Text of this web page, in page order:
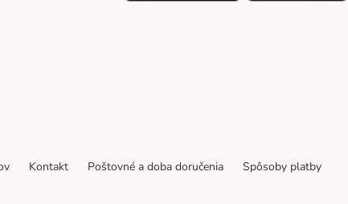
Kontakt Poštovné a doba doručenia
Spôsoby platby